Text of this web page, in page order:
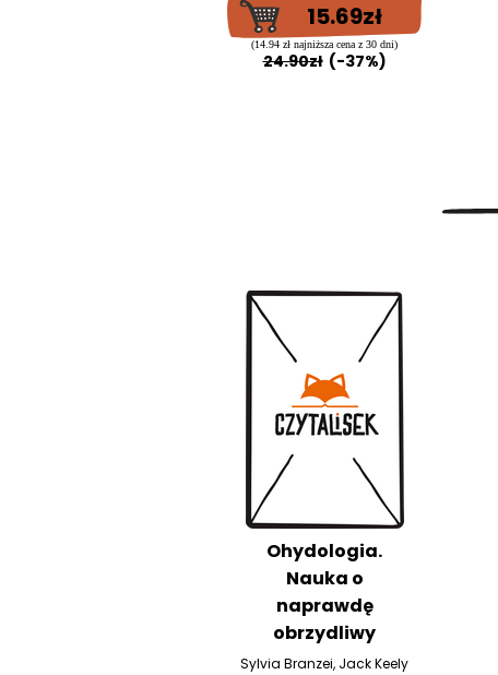
15.69zł
(14.94 zł najniższa cena z 30 dni)
24.90zł (-37%)
Ohydologia.
Nauka o
naprawdę
obrzydliwy
Sylvia Branzei, Jack Keely